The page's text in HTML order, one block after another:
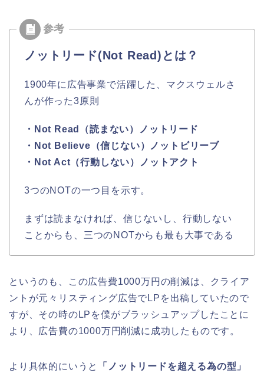
ノットリード(Not Read)とは？
1900年に広告事業で活躍した、マクスウェルさ
んが作った3原則
・Not Read（読まない）ノットリード
・Not Believe（信じない）ノットビリーブ
・Not Act（行動しない）ノットアクト
3つのNOTの一つ目を示す。
まずは読まなければ、信じないし、行動しない
ことからも、三つのNOTからも最も大事である
というのも、この広告費1000万円の削減は、クライア
ントが元々リスティング広告でLPを出稿していたので
すが、その時のLPを僕がブラッシュアップしたことに
より、広告費の1000万円削減に成功したものです。
より具体的にいうと
「ノットリードを超える為の型」